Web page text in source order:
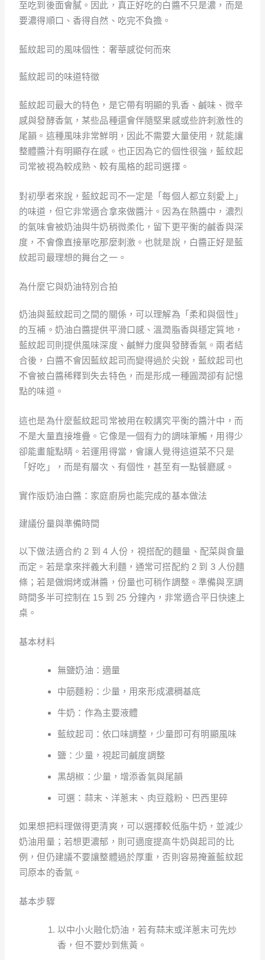
至吃到後面會膩。因此，真正好吃的白醬不只是濃，而是
要濃得順口、香得自然、吃完不負擔。
藍紋起司的風味個性：奢華感從何而來
藍紋起司的味道特徵
藍紋起司最大的特色，是它帶有明顯的乳香、鹹味、微辛
感與發酵香氣，某些品種還會伴隨堅果感或些許刺激性的
尾韻。這種風味非常鮮明，因此不需要大量使用，就能讓
整體醬汁有明顯存在感。也正因為它的個性很強，藍紋起
司常被視為較成熟、較有風格的起司選擇。
對初學者來說，藍紋起司不一定是「每個人都立刻愛上」
的味道，但它非常適合拿來做醬汁。因為在熱醬中，濃烈
的氣味會被奶油與牛奶稍微柔化，留下更平衡的鹹香與深
度，不會像直接單吃那麼刺激。也就是說，白醬正好是藍
紋起司最理想的舞台之一。
為什麼它與奶油特別合拍
奶油與藍紋起司之間的關係，可以理解為「柔和與個性」
的互補。奶油白醬提供平滑口感、溫潤脂香與穩定質地，
藍紋起司則提供風味深度、鹹鮮力度與發酵香氣。兩者結
合後，白醬不會因藍紋起司而變得過於尖銳，藍紋起司也
不會被白醬稀釋到失去特色，而是形成一種圓潤卻有記憶
點的味道。
這也是為什麼藍紋起司常被用在較講究平衡的醬汁中，而
不是大量直接堆疊。它像是一個有力的調味筆觸，用得少
卻能畫龍點睛。若運用得當，會讓人覺得這道菜不只是
「好吃」，而是有層次、有個性，甚至有一點餐廳感。
實作版奶油白醬：家庭廚房也能完成的基本做法
建議份量與準備時間
以下做法適合約 2 到 4 人份，視搭配的麵量、配菜與食量
而定。若是拿來拌義大利麵，通常可搭配約 2 到 3 人份麵
條；若是做焗烤或淋醬，份量也可稍作調整。準備與烹調
時間多半可控制在 15 到 25 分鐘內，非常適合平日快速上
桌。
基本材料
無鹽奶油：適量
中筋麵粉：少量，用來形成濃稠基底
牛奶：作為主要液體
藍紋起司：依口味調整，少量即可有明顯風味
鹽：少量，視起司鹹度調整
黑胡椒：少量，增添香氣與尾韻
可選：蒜末、洋蔥末、肉豆蔻粉、巴西里碎
如果想把料理做得更清爽，可以選擇較低脂牛奶，並減少
奶油用量；若想更濃郁，則可適度提高牛奶與起司的比
例，但仍建議不要讓整體過於厚重，否則容易掩蓋藍紋起
司原本的香氣。
基本步驟
以中小火融化奶油，若有蒜末或洋蔥末可先炒
香，但不要炒到焦黃。